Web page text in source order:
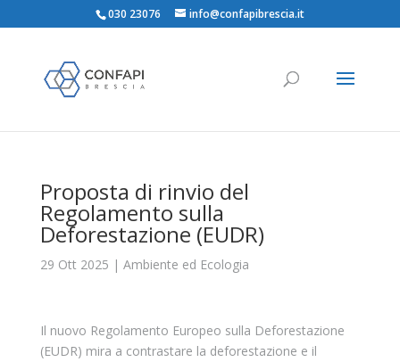
030 23076 info@confapibrescia.it
Proposta di rinvio del
Regolamento sulla
Deforestazione (EUDR)
29 Ott 2025 | Ambiente ed Ecologia
Il nuovo Regolamento Europeo sulla Deforestazione
(EUDR) mira a contrastare la deforestazione e il